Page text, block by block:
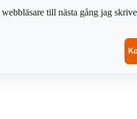
till nästa gång jag